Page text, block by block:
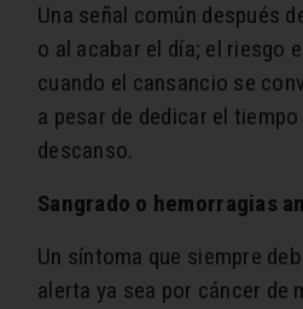
Una señal común después
o al acabar el día; el riesgo
cuando el cansancio se
a pesar de dedicar el
descanso.
Sangrado o hemorragias
Un síntoma que siempre
alerta ya sea por cáncer de